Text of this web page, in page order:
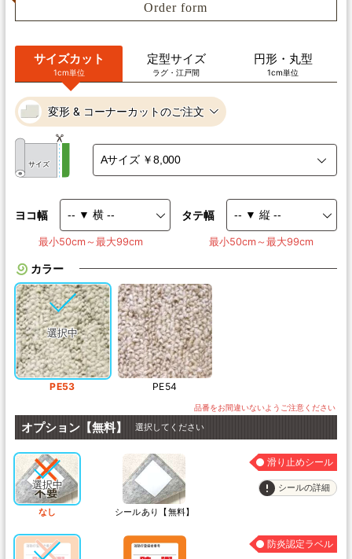
Order form
サイズカット
1cm単位
定型サイズ
ラグ・江戸間
円形・丸型
1cm単位
変形 & コーナーカットのご注文
サイズ
ヨコ幅 タテ幅
最小50cm～最大99cm 最小50cm～最大99cm
カラー
PE53 PE54
オプション【無料】 選択してください
なし シールあり【無料】
滑り止めシール
シールの詳細
防炎認定ラベル